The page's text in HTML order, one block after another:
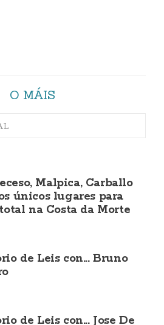
O MÁIS
Malpica, Carballo
únicos lugares para
na Costa da Morte
de Leis con... Bruno
de Leis con... Jose De